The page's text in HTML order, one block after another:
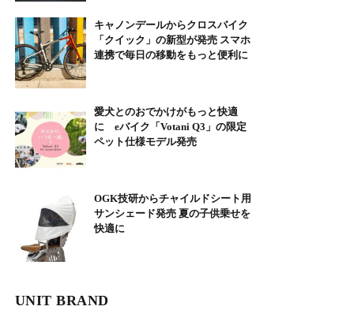
キャノンデールからクロスバイク
「クイック」の新型が発売 スマホ
連携で毎日の移動をもっと便利に
愛犬とのおでかけがもっと快適
に eバイク「Votani Q3」の限定
ペット仕様モデル発売
OGK技研からチャイルドシート用
サンシェード発売 夏の子供乗せを
快適に
UNIT BRAND